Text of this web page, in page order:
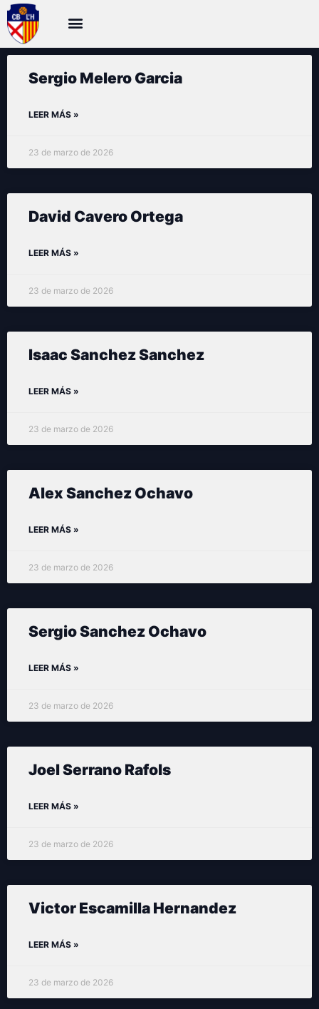
Sergio Melero Garcia
LEER MÁS »
23 de marzo de 2026
David Cavero Ortega
LEER MÁS »
23 de marzo de 2026
Isaac Sanchez Sanchez
LEER MÁS »
23 de marzo de 2026
Alex Sanchez Ochavo
LEER MÁS »
23 de marzo de 2026
Sergio Sanchez Ochavo
LEER MÁS »
23 de marzo de 2026
Joel Serrano Rafols
LEER MÁS »
23 de marzo de 2026
Victor Escamilla Hernandez
LEER MÁS »
23 de marzo de 2026